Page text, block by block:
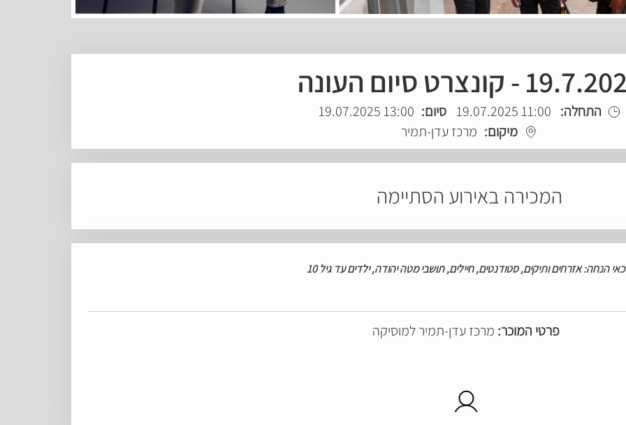
- קונצרט סיום העונה
התחלה: 11:00 19.07.2025 סיום: 13:00 19.07.2025
מיקום: מרכז עדן-תמיר
המכירה באירוע הסתיימה
הנחה: אזרחים ותיקים, סטודנטים, חיילים, תושבי מטה יהודה, ילדים עד גיל 10
פרטי המוכר: מרכז עדן-תמיר למוסיקה